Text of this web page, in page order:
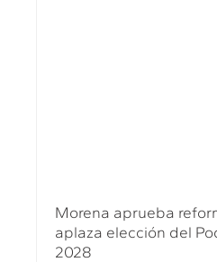
Morena aprueba
aplaza elección del
2028